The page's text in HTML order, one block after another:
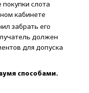
покупки слота
кабинете
забрать его
должен
для допуска
способами.